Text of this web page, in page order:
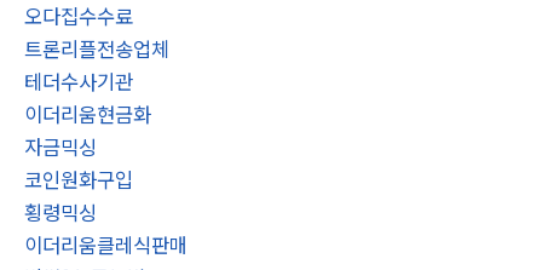
오다집수수료
트론리플전송업체
테더수사기관
이더리움현금화
자금믹싱
코인원화구입
횡령믹싱
이더리움클레식판매